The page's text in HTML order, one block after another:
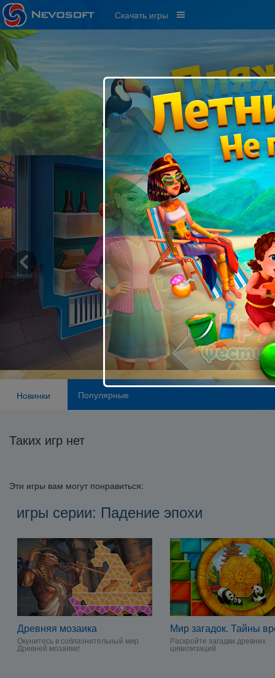
Скачать игры
Новинки Популярные
Таких игр нет
Эти игры вам могут понравиться:
игры серии: Падение эпохи
Древняя мозаика
Окунитесь в соблазнительный мир
Древней мозаики!
Мир загадок. Тайны
Раскройте загадки древних
цивилизаций